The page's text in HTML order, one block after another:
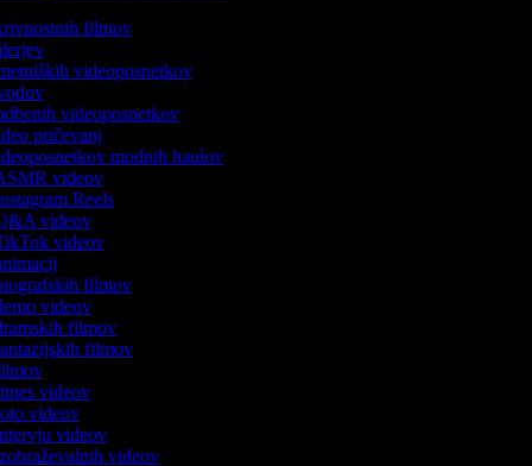
filmov
videoposnetkov
videoposnetkov
pričevanj
modnih haulov
videov
Reels
videov
videov
filmov
videov
filmov
filmov
videov
videov
videov
videov